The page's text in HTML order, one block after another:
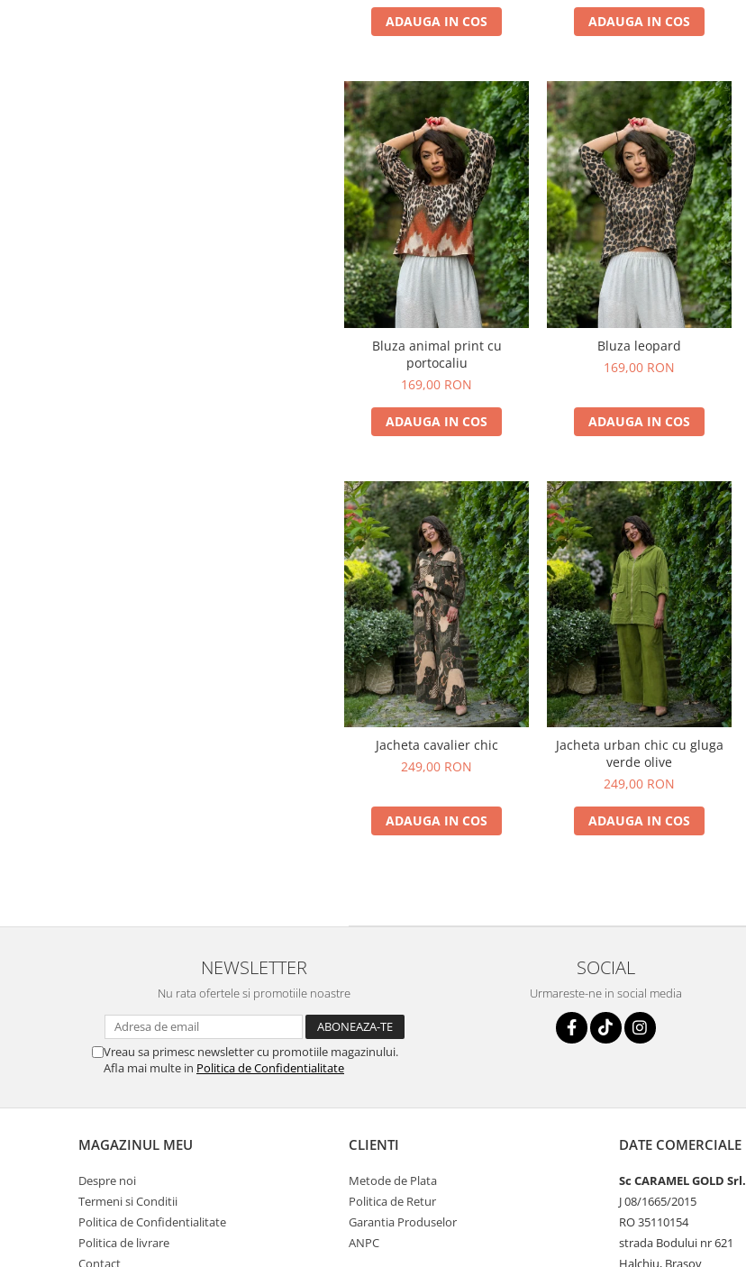
ADAUGA IN COS ADAUGA IN COS
Bluza animal print cu
portocaliu
169,00 RON
ADAUGA IN COS
Bluza leopard
169,00 RON
ADAUGA IN COS
Jacheta cavalier chic
249,00 RON
ADAUGA IN COS
Jacheta urban chic cu gluga
verde olive
249,00 RON
ADAUGA IN COS
NEWSLETTER
Nu rata ofertele si promotiile noastre
Vreau sa primesc newsletter cu promotiile magazinului.
Afla mai multe in Politica de Confidentialitate
SOCIAL
Urmareste-ne in social media
MAGAZINUL MEU
Despre noi
Termeni si Conditii
Politica de Confidentialitate
Politica de livrare
CLIENTI
Metode de Plata
Politica de Retur
Garantia Produselor
ANPC
DATE COMERCIALE
Sc CARAMEL GOLD Srl.
J 08/1665/2015
RO 35110154
strada Bodului nr 621